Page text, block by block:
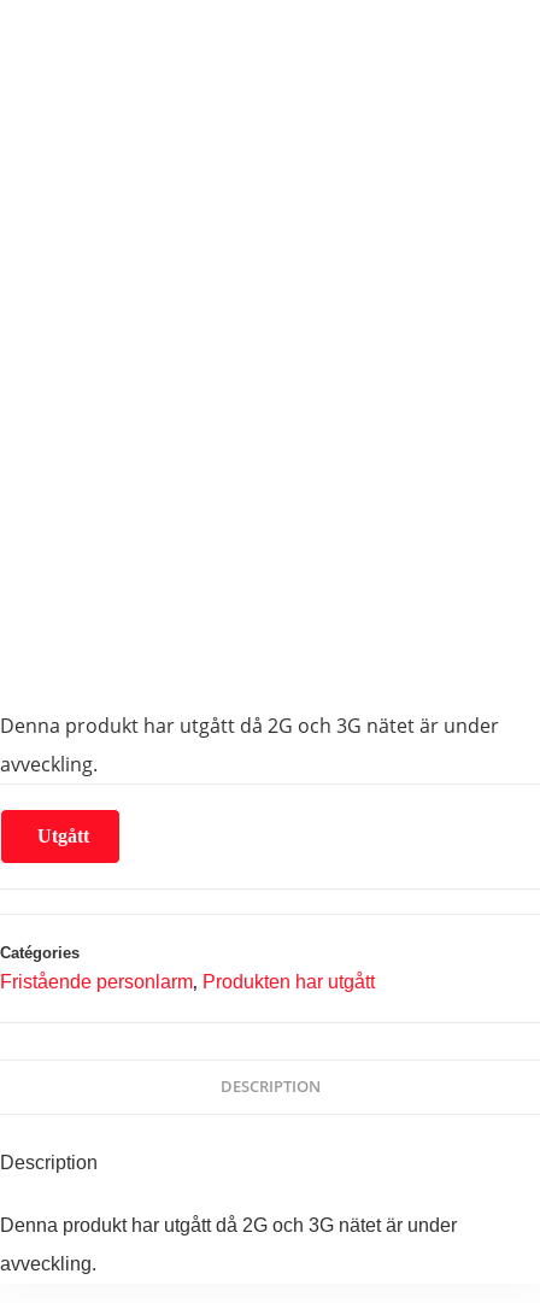
Denna produkt har utgått då 2G och 3G nätet är under
avveckling.
Utgått
Catégories
Fristående personlarm, Produkten har utgått
DESCRIPTION
Description
Denna produkt har utgått då 2G och 3G nätet är under
avveckling.